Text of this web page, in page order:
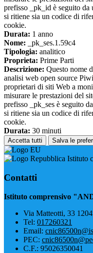
prefisso _pk_id è seguito da
si ritiene sia un codice di
cookie.
Durata: 1 anno
Nome: _pk_ses.1.59c4
Tipologia: analitico
Proprieta: Prime Parti
Descrizione: Questo nome
analisi web open source
proprietari di siti Web a
misurare le prestazioni del
prefisso _pk_ses è seguito
si ritiene sia un codice di
cookie.
Durata: 30 minuti
Accetta tutti Salva le
Istituto
Contatti
Istituto comprensivo
Via Matteotti, 33
Tel: 017260321
Email:
PEC:
C.F.: 95026350041